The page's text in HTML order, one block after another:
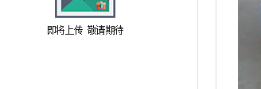
电磁阀系列